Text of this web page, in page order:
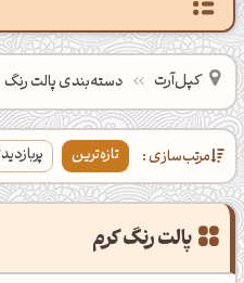
کپل‌آرت دسته‌بندی‌ پالت‌ رنگ
مرتب‌سازی : تازه‌ترین